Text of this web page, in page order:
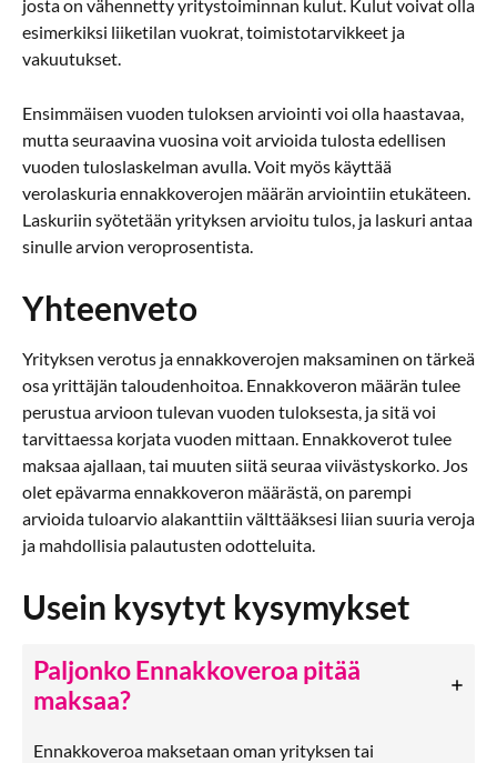
josta on vähennetty yritystoiminnan kulut. Kulut voivat olla
esimerkiksi liiketilan vuokrat, toimistotarvikkeet ja
vakuutukset.
Ensimmäisen vuoden tuloksen arviointi voi olla haastavaa,
mutta seuraavina vuosina voit arvioida tulosta edellisen
vuoden tuloslaskelman avulla. Voit myös käyttää
verolaskuria ennakkoverojen määrän arviointiin etukäteen.
Laskuriin syötetään yrityksen arvioitu tulos, ja laskuri antaa
sinulle arvion veroprosentista.
Yhteenveto
Yrityksen verotus ja ennakkoverojen maksaminen on tärkeä
osa yrittäjän taloudenhoitoa. Ennakkoveron määrän tulee
perustua arvioon tulevan vuoden tuloksesta, ja sitä voi
tarvittaessa korjata vuoden mittaan. Ennakkoverot tulee
maksaa ajallaan, tai muuten siitä seuraa viivästyskorko. Jos
olet epävarma ennakkoveron määrästä, on parempi
arvioida tuloarvio alakanttiin välttääksesi liian suuria veroja
ja mahdollisia palautusten odotteluita.
Usein kysytyt kysymykset
Paljonko Ennakkoveroa pitää
maksaa?
Ennakkoveroa maksetaan oman yrityksen tai